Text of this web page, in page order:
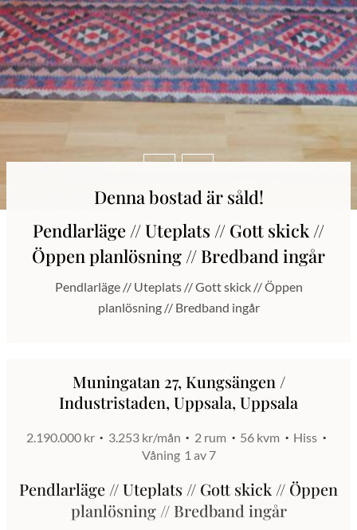
Denna bostad är såld!
Pendlarläge // Uteplats // Gott skick //
Öppen planlösning // Bredband ingår
Pendlarläge // Uteplats // Gott skick // Öppen
planlösning // Bredband ingår
Muningatan 27, Kungsängen /
Industristaden, Uppsala, Uppsala
2.190.000 kr 3.253 kr/mån 2 rum 56 kvm
Hiss
Våning 1 av 7
Pendlarläge // Uteplats // Gott skick // Öppen
planlösning // Bredband ingår